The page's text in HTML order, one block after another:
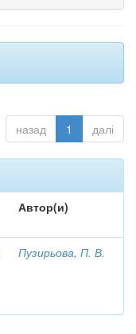
назад 1 далі
Автор(и)
Пузирьова, П. В.